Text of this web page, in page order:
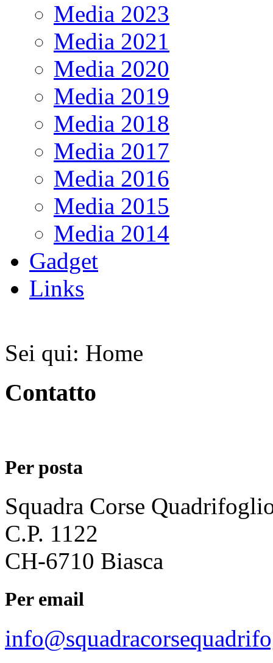
Media 2023
Media 2021
Media 2020
Media 2019
Media 2018
Media 2017
Media 2016
Media 2015
Media 2014
Gadget
Links
Sei qui: Home
Contatto
Per posta
Squadra Corse
C.P. 1122
CH-6710 Biasca
Per email